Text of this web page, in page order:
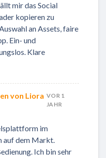
mir das Social
kopieren zu
an Assets, faire
Ein- und
Klare
von Liora VOR 1
JAHR
im
auf dem Markt.
Ich bin sehr